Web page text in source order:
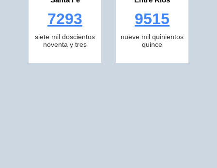
7293
siete mil doscientos
noventa y tres
9515
nueve mil quinientos
quince